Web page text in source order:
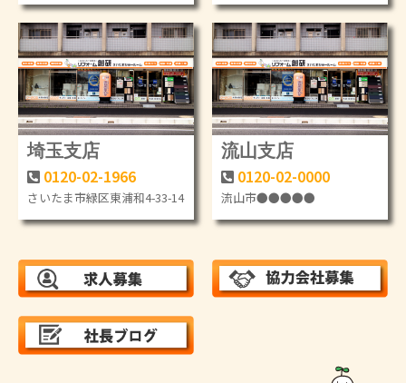
埼玉支店
0120-02-1966
さいたま市緑区東浦和4-33-14
流山支店
0120-02-0000
流山市●●●●●